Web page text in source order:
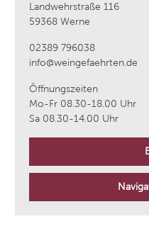
Landwehrstraße 116
59368 Werne
02389 796038
info@weingefaehrten.de
Öffnungszeiten
Mo-Fr 08.30-18.00 Uhr
Sa 08.30-14.00 Uhr